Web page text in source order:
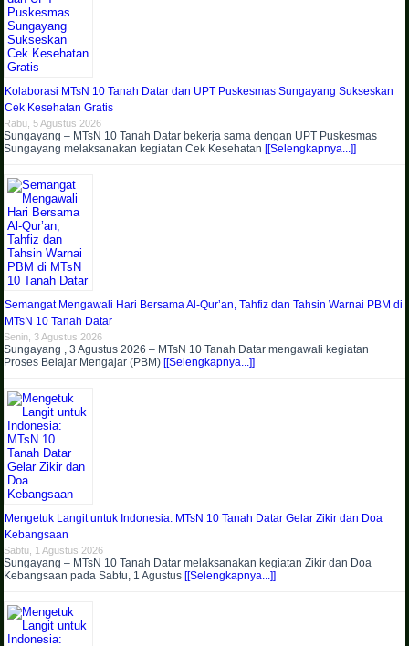
Kolaborasi MTsN 10 Tanah Datar dan UPT Puskesmas Sungayang Sukseskan
Cek Kesehatan Gratis
Rabu, 5 Agustus 2026
Sungayang – MTsN 10 Tanah Datar bekerja sama dengan UPT Puskesmas
Sungayang melaksanakan kegiatan Cek Kesehatan [[Selengkapnya...]]
Semangat Mengawali Hari Bersama Al-Qur’an, Tahfiz dan Tahsin Warnai PBM di
MTsN 10 Tanah Datar
Senin, 3 Agustus 2026
Sungayang , 3 Agustus 2026 – MTsN 10 Tanah Datar mengawali kegiatan
Proses Belajar Mengajar (PBM) [[Selengkapnya...]]
Mengetuk Langit untuk Indonesia: MTsN 10 Tanah Datar Gelar Zikir dan Doa
Kebangsaan
Sabtu, 1 Agustus 2026
Sungayang – MTsN 10 Tanah Datar melaksanakan kegiatan Zikir dan Doa
Kebangsaan pada Sabtu, 1 Agustus [[Selengkapnya...]]